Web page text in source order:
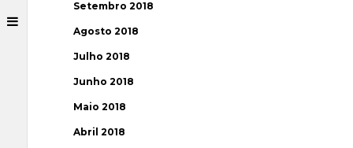
Setembro 2018
Agosto 2018
Julho 2018
Junho 2018
Maio 2018
Abril 2018